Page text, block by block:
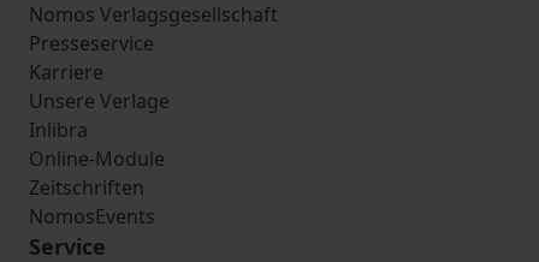
Nomos Verlagsgesellschaft
Presseservice
Karriere
Unsere Verlage
Inlibra
Online-Module
Zeitschriften
NomosEvents
Service